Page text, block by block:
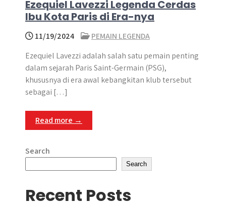
Ezequiel Lavezzi Legenda Cerdas
Ibu Kota Paris di Era-nya
11/19/2024
PEMAIN LEGENDA
Ezequiel Lavezzi adalah salah satu pemain penting
dalam sejarah Paris Saint-Germain (PSG),
khususnya di era awal kebangkitan klub tersebut
sebagai […]
Read more →
Search
Search
Recent Posts